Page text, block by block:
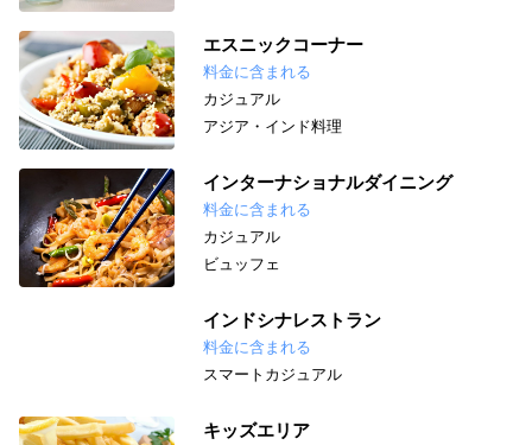
エスニックコーナー
料金に含まれる
カジュアル
アジア・インド料理
インターナショナルダイニング
料金に含まれる
カジュアル
ビュッフェ
インドシナレストラン
料金に含まれる
スマートカジュアル
キッズエリア